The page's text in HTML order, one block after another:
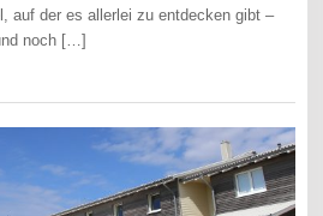
auf der es allerlei zu entdecken gibt –
noch […]